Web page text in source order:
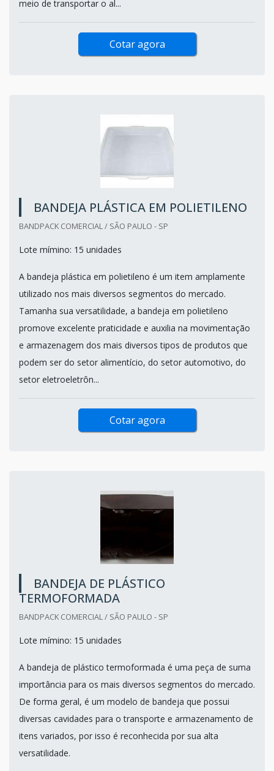
meio de transportar o al...
Cotar agora
BANDEJA PLÁSTICA EM POLIETILENO
BANDPACK COMERCIAL / SÃO PAULO - SP
Lote mímino: 15 unidades
A bandeja plástica em polietileno é um item amplamente
utilizado nos mais diversos segmentos do mercado.
Tamanha sua versatilidade, a bandeja em polietileno
promove excelente praticidade e auxilia na movimentação
e armazenagem dos mais diversos tipos de produtos que
podem ser do setor alimentício, do setor automotivo, do
setor eletroeletrôn...
Cotar agora
BANDEJA DE PLÁSTICO
TERMOFORMADA
BANDPACK COMERCIAL / SÃO PAULO - SP
Lote mímino: 15 unidades
A bandeja de plástico termoformada é uma peça de suma
importância para os mais diversos segmentos do mercado.
De forma geral, é um modelo de bandeja que possui
diversas cavidades para o transporte e armazenamento de
itens variados, por isso é reconhecida por sua alta
versatilidade.